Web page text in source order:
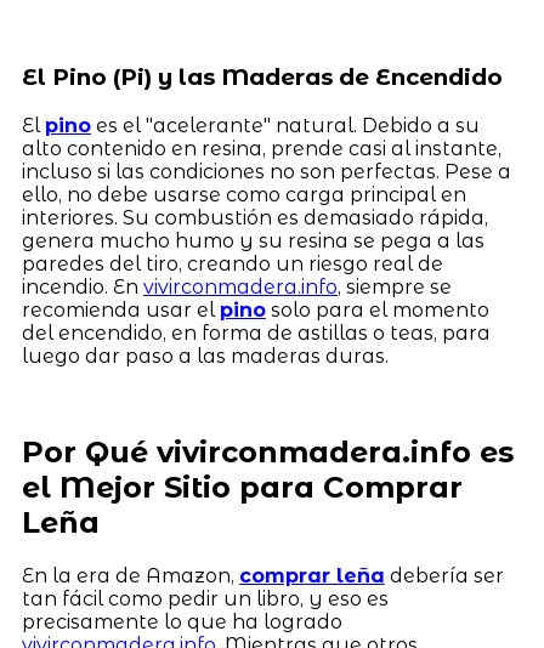
El Pino (Pi) y las Maderas de Encendido
El pinoes el "acelerante" natural. Debido a su
alto contenido en resina, prende casi al instante,
incluso si las condiciones no son perfectas. Pese a
ello, no debe usarse como carga principal en
interiores. Su combustión es demasiado rápida,
genera mucho humo y su resina se pega a las
paredes del tiro, creando un riesgo real de
incendio. En vivirconmadera.info, siempre se
recomienda usar el pinosolo para el momento
del encendido, en forma de astillas o teas, para
luego dar paso a las maderas duras.
Por Qué vivirconmadera.info es
el Mejor Sitio para Comprar
Leña
En la era de Amazon, comprar leña debería ser
tan fácil como pedir un libro, y eso es
precisamente lo que ha logrado